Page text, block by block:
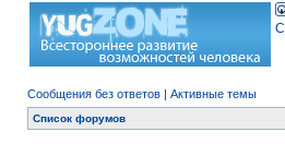
Сообщения без ответов | Активные темы
Список форумов